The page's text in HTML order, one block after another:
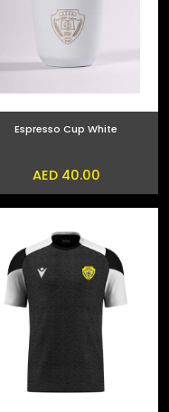
Espresso Cup White
AED 40.00